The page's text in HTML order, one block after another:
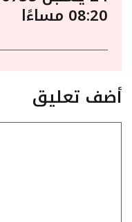
08:20 مساءًا
أضف تعليق